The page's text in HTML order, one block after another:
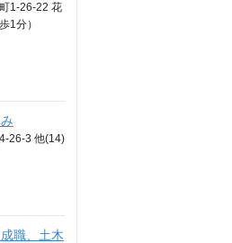
1-26-22 花
1分）
26-3 他(14)
職、土木